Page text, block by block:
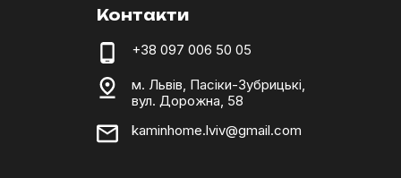
Контакти
+38 097 006 50 05
м. Львів, Пасіки-Зубрицькі,
вул. Дорожна, 58
kaminhome.lviv@gmail.com